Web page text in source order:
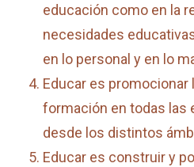
educación como en la
necesidades
en lo personal y en lo
Educar es promocionar
formación en todas las
desde los distintos
Educar es construir y